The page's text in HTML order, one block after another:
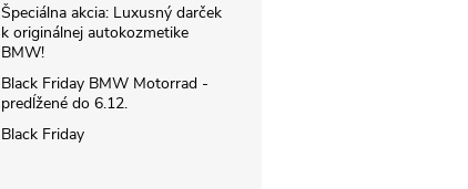
Špeciálna akcia: Luxusný darček
k originálnej autokozmetike
BMW!
Black Friday BMW Motorrad -
predĺžené do 6.12.
Black Friday